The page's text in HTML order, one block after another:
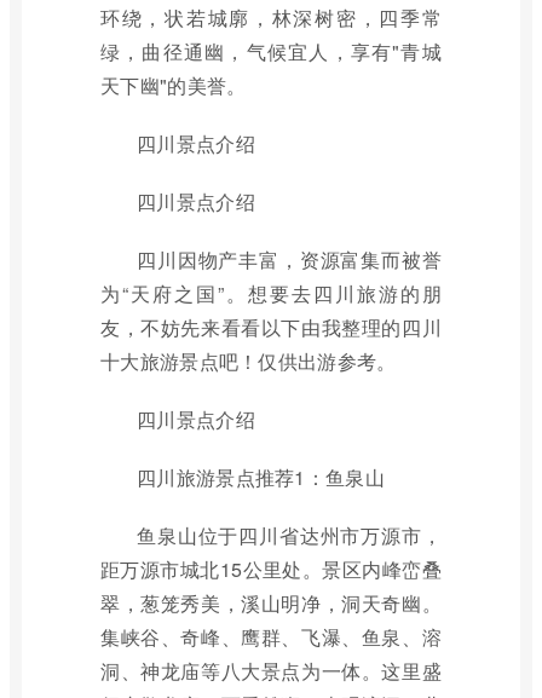
环绕，状若城廓，林深树密，四季常
绿，曲径通幽，气候宜人，享有"青城
天下幽"的美誉。
四川景点介绍
四川景点介绍
四川因物产丰富，资源富集而被誉
为“天府之国”。想要去四川旅游的朋
友，不妨先来看看以下由我整理的四川
十大旅游景点吧！仅供出游参考。
四川景点介绍
四川旅游景点推荐1：鱼泉山
鱼泉山位于四川省达州市万源市，
距万源市城北15公里处。景区内峰峦叠
翠，葱笼秀美，溪山明净，洞天奇幽。
集峡谷、奇峰、鹰群、飞瀑、鱼泉、溶
洞、神龙庙等八大景点为一体。这里盛